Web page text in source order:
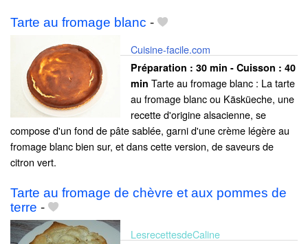
Tarte au fromage blanc -
Cuisine-facile.com
Préparation : 30 min - Cuisson : 40
min Tarte au fromage blanc : La tarte
au fromage blanc ou Käsküeche, une
recette d'origine alsacienne, se
compose d'un fond de pâte sablée, garni d'une crème légère au
fromage blanc bien sur, et dans cette version, de saveurs de
citron vert.
Tarte au fromage de chèvre et aux pommes de
terre -
LesrecettesdeCaline